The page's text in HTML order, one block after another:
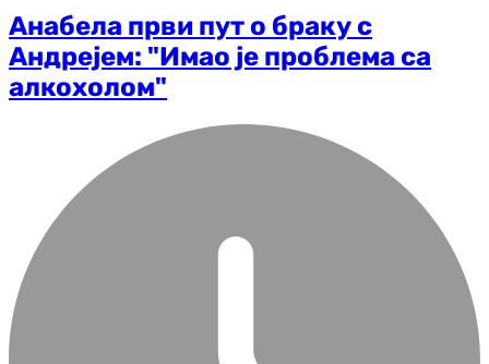
Анабела први пут о браку с
Андрејем: "Имао је проблема са
алкохолом"